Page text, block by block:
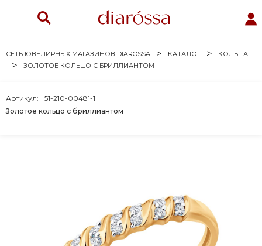
СЕТЬ ЮВЕЛИРНЫХ МАГАЗИНОВ DIAROSSA КАТАЛОГ
КОЛЬЦА
ЗОЛОТОЕ КОЛЬЦО С БРИЛЛИАНТОМ
Золотое кольцо с бриллиантом
Артикул: 51-210-00481-1